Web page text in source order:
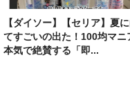
【ダイソー】【セリア】夏
てすごいの出た！100均マニ
本気で絶賛する「即...